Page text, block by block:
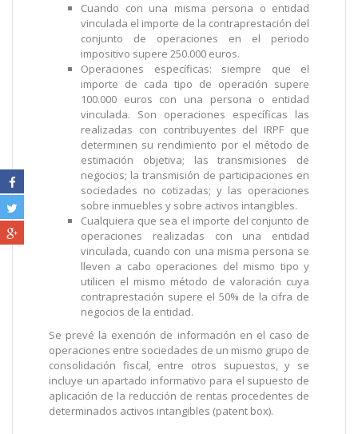
Cuando con una misma persona o entidad
vinculada el importe de la contraprestación del
conjunto de operaciones en el periodo
impositivo supere 250.000 euros.
Operaciones específicas: siempre que el
importe de cada tipo de operación supere
100.000 euros con una persona o entidad
vinculada. Son operaciones específicas las
realizadas con contribuyentes del IRPF que
determinen su rendimiento por el método de
estimación objetiva; las transmisiones de
negocios; la transmisión de participaciones en
sociedades no cotizadas; y las operaciones
sobre inmuebles y sobre activos intangibles.
Cualquiera que sea el importe del conjunto de
operaciones realizadas con una entidad
vinculada, cuando con una misma persona se
lleven a cabo operaciones del mismo tipo y
utilicen el mismo método de valoración cuya
contraprestación supere el 50% de la cifra de
negocios de la entidad.
Se prevé la exención de información en el caso de
operaciones entre sociedades de un mismo grupo de
consolidación fiscal, entre otros supuestos, y se
incluye un apartado informativo para el supuesto de
aplicación de la reducción de rentas procedentes de
determinados activos intangibles (patent box).